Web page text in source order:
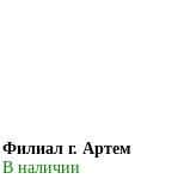
Филиал г. Артем
В наличии